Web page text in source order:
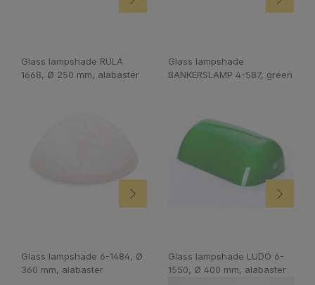
Glass lampshade RULA
1668, Ø 250 mm, alabaster
Glass lampshade
BANKERSLAMP 4-587, green
Glass lampshade 6-1484, Ø
360 mm, alabaster
Glass lampshade LUDO 6-
1550, Ø 400 mm, alabaster